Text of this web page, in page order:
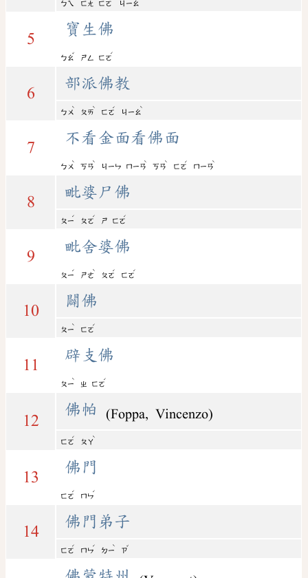
ㄅㄟ ㄈㄤ ㄈㄛ ㄐㄧㄠ
5
寶生佛
ㄅㄠ
ˇ
ㄕㄥ ㄈㄛ
ˊ
6
部派佛教
ㄅㄨ
ˋ
ㄆㄞ
ˋ
ㄈㄛ
ˊ
ㄐㄧㄠ
ˋ
7
不看金面看佛面
ㄅㄨ
ˋ
ㄎㄢ
ˋ
ㄐㄧㄣ ㄇㄧㄢ
ˋ
ㄎㄢ
ˋ
ㄈㄛ
ˊ
ㄇㄧㄢ
ˋ
8
毗婆尸佛
ㄆㄧ
ˊ
ㄆㄛ
ˊ
ㄕ ㄈㄛ
ˊ
9
毗舍婆佛
ㄆㄧ
ˊ
ㄕㄜ
ˋ
ㄆㄛ
ˊ
ㄈㄛ
ˊ
10
闢佛
ㄆㄧ
ˋ
ㄈㄛ
ˊ
11
辟支佛
ㄆㄧ
ˋ
ㄓ ㄈㄛ
ˊ
12
佛帕 (Foppa, Vincenzo)
ㄈㄛ
ˊ
ㄆㄚ
ˋ
13
佛門
ㄈㄛ
ˊ
ㄇㄣ
ˊ
14
佛門弟子
ㄈㄛ
ˊ
ㄇㄣ
ˊ
ㄉㄧ
ˋ
ㄗ
ˇ